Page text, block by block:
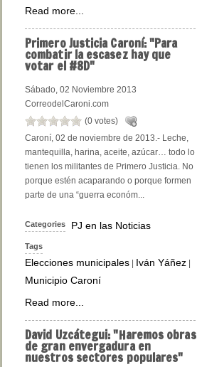
Read more...
PrimeroJusticia Caroní: "Para
combatir la escasez hay que
votar el #8D"
Sábado, 02 Noviembre 2013
CorreodelCaroni.com
(0 votes)
Caroní, 02 de noviembre de 2013.- Leche,
mantequilla, harina, aceite, azúcar… todo lo
tienen los militantes de Primero Justicia. No
porque estén acaparando o porque formen
parte de una “guerra económ...
Categories PJ en las Noticias
Tags
Elecciones municipales | Iván Yáñez |
Municipio Caroní
Read more...
David Uzcátegui: "Haremos obras
de gran envergadura en
nuestros sectores populares"